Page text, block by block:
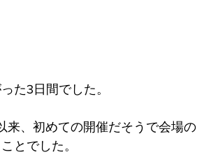
た3日間でした。
来、初めての開催だそうで会場の
とでした。